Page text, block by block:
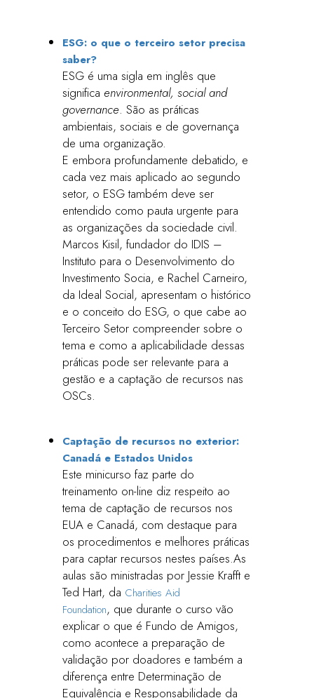
ESG: o que o terceiro setor precisa
saber?
ESG é uma sigla em inglês que
significaenvironmental, social and
governance. São as práticas
ambientais, sociais e de governança
de uma organização.
E embora profundamente debatido, e
cada vez mais aplicado ao segundo
setor, o ESG também deve ser
entendido como pauta urgente para
as organizações da sociedade civil.
Marcos Kisil, fundador do IDIS –
Instituto para o Desenvolvimento do
Investimento Socia, e Rachel Carneiro,
da Ideal Social, apresentam o histórico
e o conceito do ESG, o que cabe ao
Terceiro Setor compreender sobre o
tema e como a aplicabilidade dessas
práticas pode ser relevante para a
gestão e a captação de recursos nas
OSCs.
Captação de recursos no exterior:
Canadá e Estados Unidos
Este minicurso faz parte do
treinamento on-line diz respeito ao
tema de captação de recursos nos
EUA e Canadá, com destaque para
os procedimentos e melhores práticas
para captar recursos nestes países.As
aulas são ministradas por Jessie Krafft e
Ted Hart, da Charities Aid
Foundation, que durante o curso vão
explicar o que é Fundo de Amigos,
como acontece a preparação de
validação por doadores e também a
diferença entre Determinação de
Equivalência e Responsabilidade da